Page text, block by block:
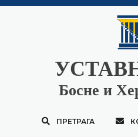
Босне и
ПРЕТРАГА